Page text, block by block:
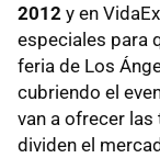
2012 y en
especiales para
feria de Los
cubriendo el
van a ofrecer
dividen el